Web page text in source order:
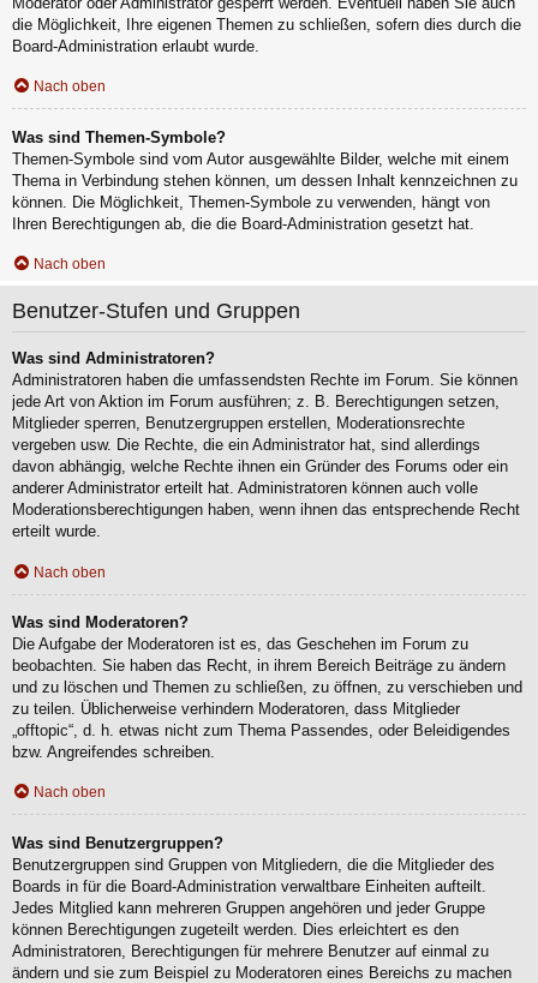
die Möglichkeit, Ihre eigenen Themen zu schließen, sofern dies durch die
Board-Administration erlaubt wurde.
Nach oben
Was sind Themen-Symbole?
Themen-Symbole sind vom Autor ausgewählte Bilder, welche mit einem
Thema in Verbindung stehen können, um dessen Inhalt kennzeichnen zu
können. Die Möglichkeit, Themen-Symbole zu verwenden, hängt von
Ihren Berechtigungen ab, die die Board-Administration gesetzt hat.
Nach oben
Benutzer-Stufen und Gruppen
Was sind Administratoren?
Administratoren haben die umfassendsten Rechte im Forum. Sie können
jede Art von Aktion im Forum ausführen; z. B. Berechtigungen setzen,
Mitglieder sperren, Benutzergruppen erstellen, Moderationsrechte
vergeben usw. Die Rechte, die ein Administrator hat, sind allerdings
davon abhängig, welche Rechte ihnen ein Gründer des Forums oder ein
anderer Administrator erteilt hat. Administratoren können auch volle
Moderationsberechtigungen haben, wenn ihnen das entsprechende Recht
erteilt wurde.
Nach oben
Was sind Moderatoren?
Die Aufgabe der Moderatoren ist es, das Geschehen im Forum zu
beobachten. Sie haben das Recht, in ihrem Bereich Beiträge zu ändern
und zu löschen und Themen zu schließen, zu öffnen, zu verschieben und
zu teilen. Üblicherweise verhindern Moderatoren, dass Mitglieder
„offtopic“, d. h. etwas nicht zum Thema Passendes, oder Beleidigendes
bzw. Angreifendes schreiben.
Nach oben
Was sind Benutzergruppen?
Benutzergruppen sind Gruppen von Mitgliedern, die die Mitglieder des
Boards in für die Board-Administration verwaltbare Einheiten aufteilt.
Jedes Mitglied kann mehreren Gruppen angehören und jeder Gruppe
können Berechtigungen zugeteilt werden. Dies erleichtert es den
Administratoren, Berechtigungen für mehrere Benutzer auf einmal zu
ändern und sie zum Beispiel zu Moderatoren eines Bereichs zu machen